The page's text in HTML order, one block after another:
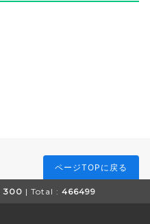
ページTOPに戻る
300 | Total : 466499